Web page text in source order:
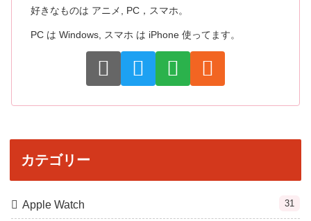
好きなものは アニメ, PC，スマホ。
PC は Windows, スマホ は iPhone 使ってます。
カテゴリー
Apple Watch 31